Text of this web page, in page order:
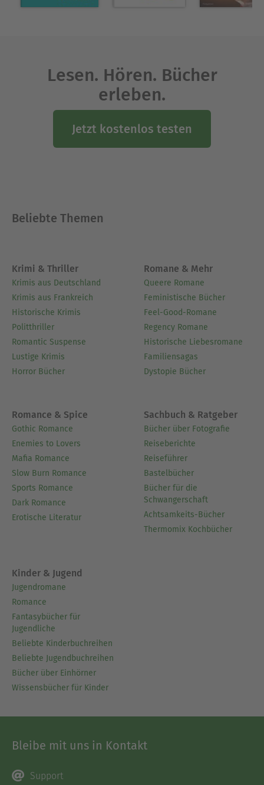
Lesen. Hören. Bücher
erleben.
Jetzt kostenlos testen
Beliebte Themen
Krimi & Thriller
Krimis aus Deutschland
Krimis aus Frankreich
Historische Krimis
Politthriller
Romantic Suspense
Lustige Krimis
Horror Bücher
Romane & Mehr
Queere Romane
Feministische Bücher
Feel-Good-Romane
Regency Romane
Historische Liebesromane
Familiensagas
Dystopie Bücher
Romance & Spice
Gothic Romance
Enemies to Lovers
Mafia Romance
Slow Burn Romance
Sports Romance
Dark Romance
Erotische Literatur
Sachbuch & Ratgeber
Bücher über Fotografie
Reiseberichte
Reiseführer
Bastelbücher
Bücher für die
Schwangerschaft
Achtsamkeits-Bücher
Thermomix Kochbücher
Kinder & Jugend
Jugendromane
Romance
Fantasybücher für
Jugendliche
Beliebte Kinderbuchreihen
Beliebte Jugendbuchreihen
Bücher über Einhörner
Wissensbücher für Kinder
Bleibe mit uns in Kontakt
Support